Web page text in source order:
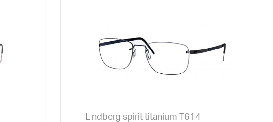
Lindberg spirit titanium T614